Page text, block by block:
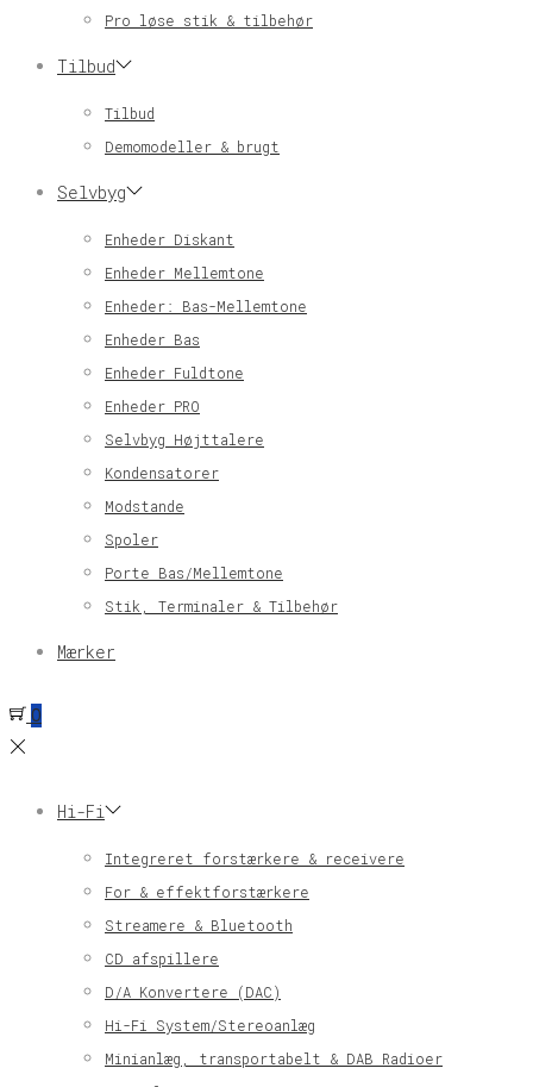
Pro løse stik & tilbehør
Tilbud
Tilbud
Demomodeller & brugt
Selvbyg
Enheder Diskant
Enheder Mellemtone
Enheder: Bas-Mellemtone
Enheder Bas
Enheder Fuldtone
Enheder PRO
Selvbyg Højttalere
Kondensatorer
Modstande
Spoler
Porte Bas/Mellemtone
Stik, Terminaler & Tilbehør
Mærker
0
Hi-Fi
Integreret forstærkere & receivere
For & effektforstærkere
Streamere & Bluetooth
CD afspillere
D/A Konvertere (DAC)
Hi-Fi System/Stereoanlæg
Minianlæg, transportabelt & DAB Radioer